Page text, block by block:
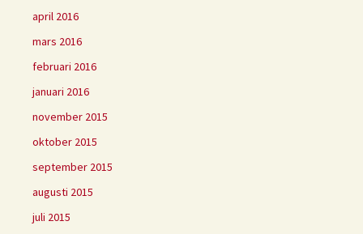
april 2016
mars 2016
februari 2016
januari 2016
november 2015
oktober 2015
september 2015
augusti 2015
juli 2015